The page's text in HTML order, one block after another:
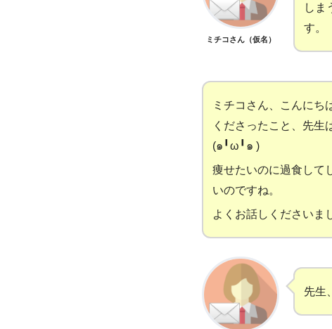
ミチコさん（仮名）
しま
す。
ミチコさん、こんにち
くださったこと、先生
(๑ ╹ ω ╹๑ )
痩せたいのに過食して
いのですね。
よくお話しくださいま
先生